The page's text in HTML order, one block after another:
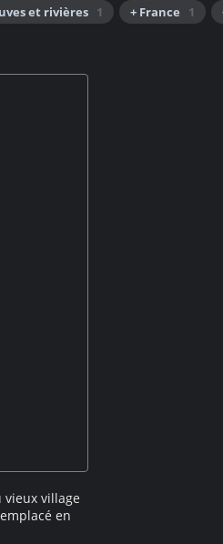
et rivières 1 + France 1
village
en